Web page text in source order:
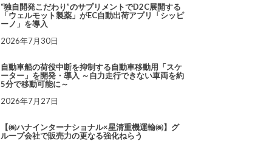
“独自開発こだわり”のサプリメントでD2C展開する
「ウェルモット製薬」がEC自動出荷アプリ「シッピ
ーノ」を導入
2026年7月30日
自動車船の荷役中断を抑制する自動車移動用「スケ
ーター」を開発・導入 ～自力走行できない車両を約
5分で移動可能に～
2026年7月27日
【㈱ハナインターナショナル×星清重機運輸㈱】グ
ループ会社で販売力の更なる強化ねらう